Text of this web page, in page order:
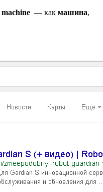
machine — как машина,